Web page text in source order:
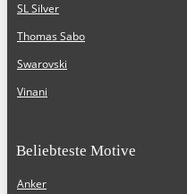
SL Silver
Thomas Sabo
Swarovski
Vinani
Beliebteste Motive
Anker